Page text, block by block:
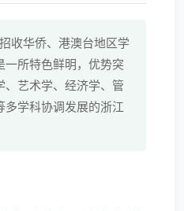
收华侨、港澳台地区学
一所特色鲜明，优势突
、艺术学、经济学、管
学科协调发展的浙江